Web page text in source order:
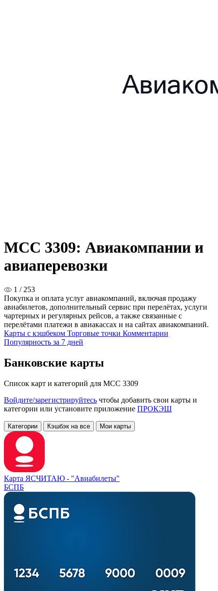
MCC 3309: Авиакомпании и
авиаперевозки
1 / 253
Покупка и оплата услуг авиакомпаний, включая продажу
авиабилетов, дополнительный сервис при перелётах, услуги
чартерных и регулярных рейсов, а также связанные с
перелётами платежи в авиакассах и на сайтах авиакомпаний.
Карты с кэшбеком Торговые точки Комментарии
Популярность за 7 дней
Банковские карты
Список карт и категорий для MCC 3309
Войдите/зарегистрируйтесь чтобы добавить свои карты и
категории или установите приложение ПРОКЭШ
Категории Кэшбэк на все Мои карты
Карта ЯСЧИТАЮ - "Авиабилеты"
БСПБ